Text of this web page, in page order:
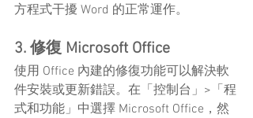
方程式干擾 Word 的正常運作。
3. 修復 Microsoft Office
使用 Office 內建的修復功能可以解決軟
件安裝或更新錯誤。在「控制台」>「程
式和功能」中選擇 Microsoft Office，然